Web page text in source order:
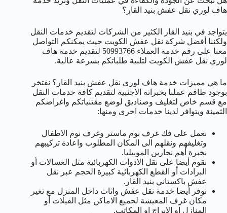
هاف لوري نقل عفش بنيد القار؟
يتواجد في بنيد القار الكثير من الشركات لتقديم خدمات النقل
ولكننا أفضل شركة نقل عفش الكويت حيث يمكنكم التواصل
معنا على رقم خدمة العملاء 50993766 لتقديم خدمة هاف
لوري نقل عفش الكويت لتلبية طلباتكم بسرعة عالية.
ما هي مميزات خدمة هاف لوري نقل عفش بنيد القار؟ نفتخر
بوجود طاقم عملنا بخبراته الاجنبية لتقديم كافة خدمات النقل
مع قسم خاص لتغليف وصناديق لوضع مقتنياتكم واغراضكم
الثمينة ويتوافر لدينا خدمات اخرى ومنها:
نعمل على فك غرف نوم ماستر وغرف نوم الاطفال
وتغليفهم ونقلهم الى المكان المطلوب واعادة تركيبهم
بخبرة أهم نجارين الموبيليا.
نقوم أيضا على نقل الادوات الكهربائية مثل الغسالات أو
البرادات أو القطع الكهربائية كبيرة الحجم عبر نقل
عفش باكستاني بنيد القار.
نوفر أيضا خدمة نقل عفش واثاث داخل المنزل مع تغير
مكان غرف المعيشة لجميع الاماكن مثل الفيلات أو
المنازل او الابراج او المكاتب.